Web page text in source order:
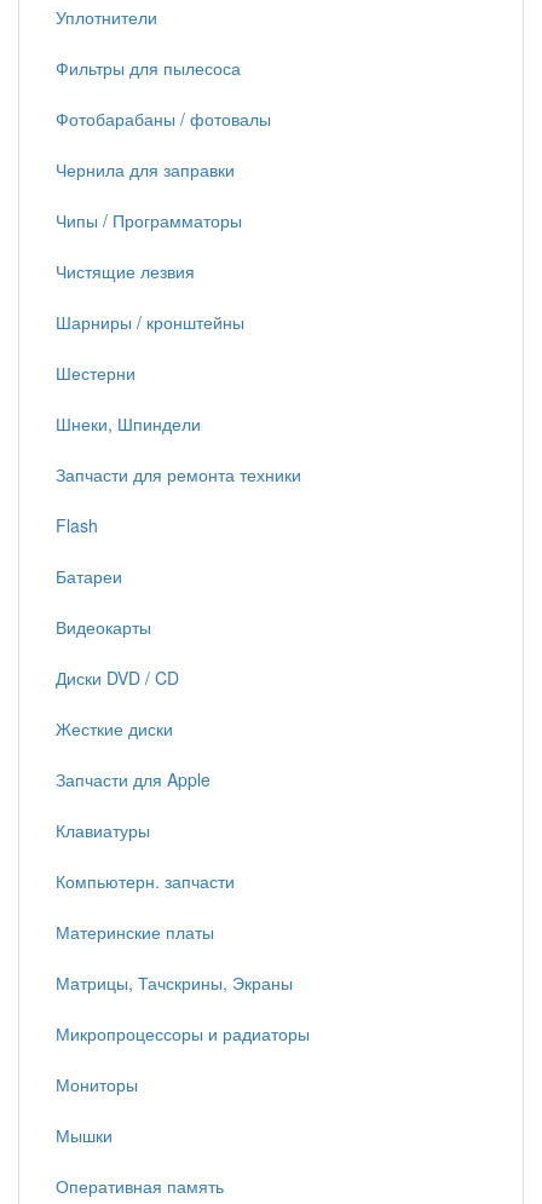
Уплотнители
Фильтры для пылесоса
Фотобарабаны / фотовалы
Чернила для заправки
Чипы / Программаторы
Чистящие лезвия
Шарниры / кронштейны
Шестерни
Шнеки, Шпиндели
Запчасти для ремонта техники
Flash
Батареи
Видеокарты
Диски DVD / CD
Жесткие диски
Запчасти для Apple
Клавиатуры
Компьютерн. запчасти
Материнские платы
Матрицы, Тачскрины, Экраны
Микропроцессоры и радиаторы
Мониторы
Мышки
Оперативная память